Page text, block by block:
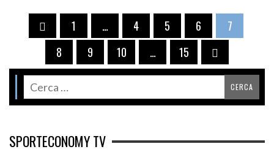
1 … 4 5 6
7
8
9 10 … 15
SPORTECONOMY TV